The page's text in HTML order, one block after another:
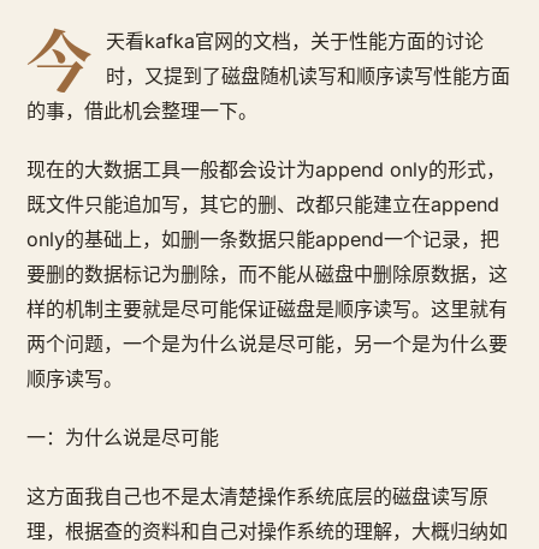
今
天看kafka官网的文档，关于性能方面的讨论
时，又提到了磁盘随机读写和顺序读写性能方面
的事，借此机会整理一下。
现在的大数据工具一般都会设计为append only的形式，
既文件只能追加写，其它的删、改都只能建立在append
only的基础上，如删一条数据只能append一个记录，把
要删的数据标记为删除，而不能从磁盘中删除原数据，这
样的机制主要就是尽可能保证磁盘是顺序读写。这里就有
两个问题，一个是为什么说是尽可能，另一个是为什么要
顺序读写。
一：为什么说是尽可能
这方面我自己也不是太清楚操作系统底层的磁盘读写原
理，根据查的资料和自己对操作系统的理解，大概归纳如